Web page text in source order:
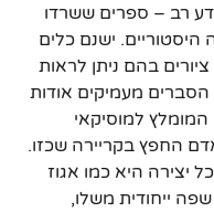
רב – ספרים ששרדו
היסטוריים. ישנם כלים
בהם ניתן לראות
מעמיקים אודות
המומלץ למוסיקאי
החפץ בקריירה שכזו.
יצירה היא כמו אגוז
ייחודית משלו,